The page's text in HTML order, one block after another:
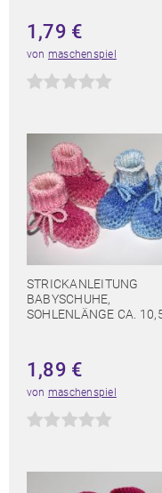
1,79 €
von maschenspiel
STRICKANLEITUNG
BABYSCHUHE,
SOHLENLÄNGE CA.
1,89 €
von maschenspiel